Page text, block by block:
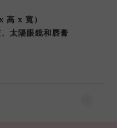
高 x 寬）
太陽眼鏡和唇膏